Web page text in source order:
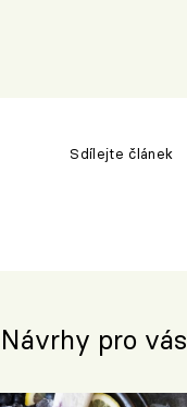
Sdílejte článek
Návrhy pro vás